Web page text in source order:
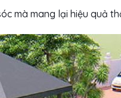
mà mang lại hiệu quả